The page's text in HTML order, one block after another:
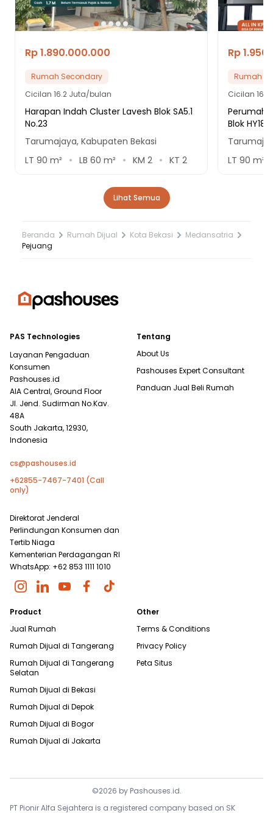
Rp 1.890.000.000
Rumah Secondary
Cicilan 16.2 Juta/bulan
Harapan Indah Cluster Lavesh Blok SA5.1
No.23
Tarumajaya, Kabupaten Bekasi
LT 90 m² LB 60 m² KM 2 KT 2
Rp
Rumah
Cicilan
Blok HY18
LT 90 m²
Lihat Semua
Beranda Rumah Dijual Kota Bekasi
Medansatria
Pejuang
PAS Technologies
Layanan Pengaduan
Konsumen
Pashouses.id
AIA Central, Ground Floor
Jl. Jend. Sudirman No.Kav.
48A
South Jakarta, 12930,
Indonesia
cs@pashouses.id
+62855-7467-7401 (Call
only)
Direktorat Jenderal
Perlindungan Konsumen dan
Tertib Niaga
Kementerian Perdagangan RI
WhatsApp: +62 853 1111 1010
Tentang
About Us
Pashouses Expert Consultant
Panduan Jual Beli Rumah
Product
Jual Rumah
Rumah Dijual di Tangerang
Rumah Dijual di Tangerang
Selatan
Rumah Dijual di Bekasi
Rumah Dijual di Depok
Rumah Dijual di Bogor
Rumah Dijual di Jakarta
Other
Terms & Conditions
Privacy Policy
Peta Situs
©2026 by Pashouses.id.
PT Pionir Alfa Sejahtera is a registered company based on SK